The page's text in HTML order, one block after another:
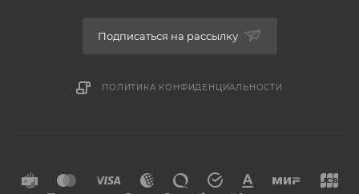
Подписаться на рассылку
ПОЛИТИКА КОНФИДЕНЦИАЛЬНОСТИ